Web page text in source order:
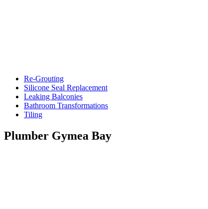
Re-Grouting
Silicone Seal Replacement
Leaking Balconies
Bathroom Transformations
Tiling
Plumber Gymea Bay